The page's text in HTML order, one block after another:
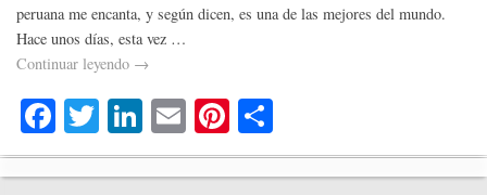
peruana me encanta, y según dicen, es una de las mejores del mundo.
Hace unos días, esta vez …
Continuar leyendo →
Fa
ce
bo
T
wi
tte
Li
nk
ed
E
m
ail
Pi
nt
er
o
m